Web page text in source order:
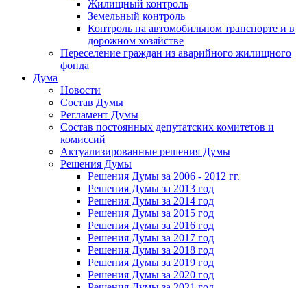
Жилищный контроль
Земельный контроль
Контроль на автомобильном транспорте и в
дорожном хозяйстве
Переселение граждан из аварийного жилищного
фонда
Дума
Новости
Состав Думы
Регламент Думы
Состав постоянных депутатских комитетов и
комиссий
Актуализированные решения Думы
Решения Думы
Решения Думы за 2006 - 2012 гг.
Решения Думы за 2013 год
Решения Думы за 2014 год
Решения Думы за 2015 год
Решения Думы за 2016 год
Решения Думы за 2017 год
Решения Думы за 2018 год
Решения Думы за 2019 год
Решения Думы за 2020 год